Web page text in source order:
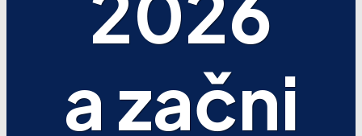
a začni